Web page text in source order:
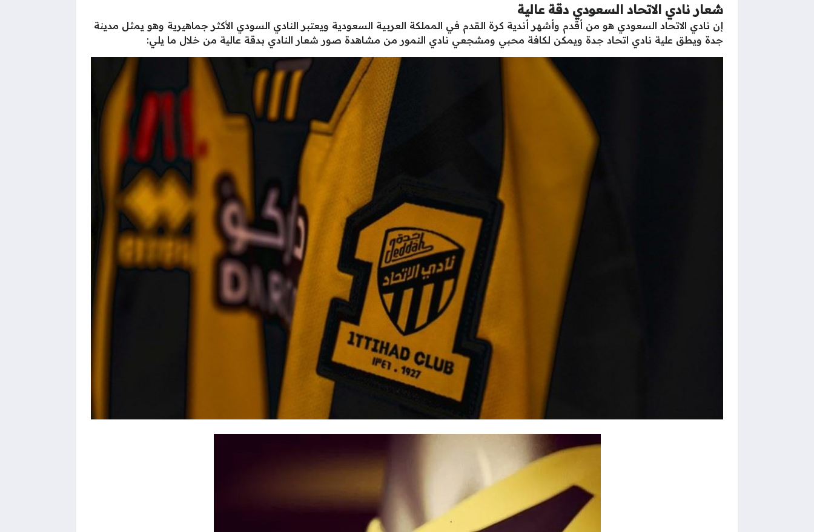
شعار نادي الاتحاد السعودي دقة عالية
إن نادي الاتحاد السعودي هو من أقدم وأشهر أندية كرة القدم في المملكة العربية السعودية ويعتبر النادي السودي الأكثر جماهيرية وهو يمثل مدينة
جدة ويطق علية نادي اتحاد جدة ويمكن لكافة محبي ومشجعي نادي النمور من مشاهدة صور شعار النادي بدقة عالية من خلال ما يلي: